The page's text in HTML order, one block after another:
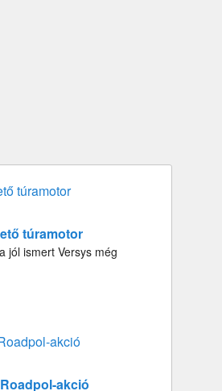
túramotor
jól ismert Versys még
akció